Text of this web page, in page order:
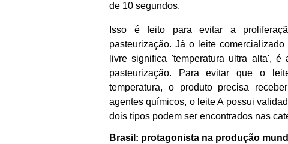
de 10 segundos.
Isso é feito para evitar a
pasteurização. Já o leite
livre significa 'temperatura ultra alta',
pasteurização. Para evitar que o
temperatura, o produto precisa
agentes químicos, o leite A possui
dois tipos podem ser encontrados nas
Brasil: protagonista na produção